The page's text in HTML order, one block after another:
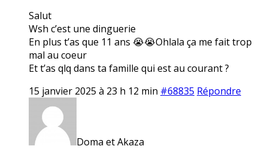
Salut
Wsh c’est une dinguerie
En plus t’as que 11 ans 😭😭Ohlala ça me fait trop
mal au coeur
Et t’as qlq dans ta famille qui est au courant ?
15 janvier 2025 à 23 h 12 min #68835 Répondre
Doma et Akaza